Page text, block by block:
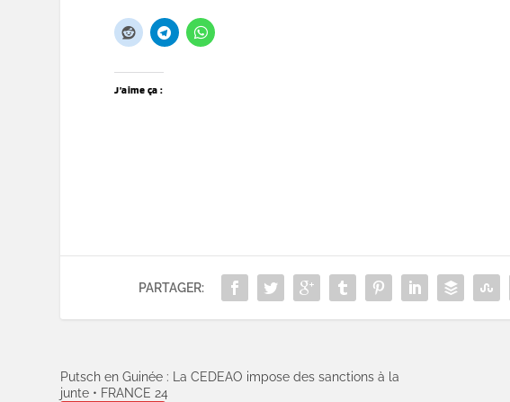
J’aime ça :
PARTAGER:
Putsch en Guinée : La CEDEAO impose des sanctions à la
junte • FRANCE 24